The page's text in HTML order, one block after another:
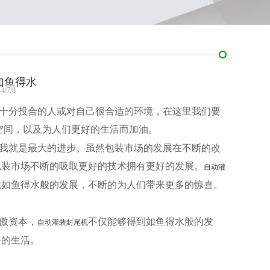
鱼得水
7/8
投合的人或对自己很合适的环境，在这里我们要
，以及为人们更好的生活而加油。
是最大的进步。虽然包装市场的发展在不断的改
市场不断的吸取更好的技术拥有更好的发展。
自动灌
鱼得水般的发展，不断的为人们带来更多的惊喜。
资本， 自动灌装封尾机不仅能够得到如鱼得水般的发
生活。